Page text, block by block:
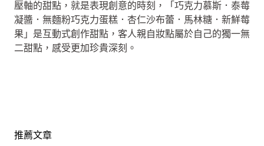
壓軸的甜點，就是表現創意的時刻，「巧克力慕斯．泰莓
凝醬．無麵粉巧克力蛋糕．杏仁沙布蕾．馬林糖．新鮮莓
果」是互動式創作甜點，客人親自妝點屬於自己的獨一無
二甜點，感受更加珍貴深刻。
推薦文章